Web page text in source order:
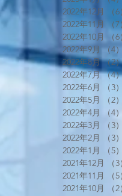
2022年12月
（6）
2022年11月
（7）
2022年10月
（6）
2022年9月 （4）
2022年8月 （2
2022年7月 （4
2022年6月
（3）
2022年5月
（2）
2022年4月
（4）
2022年3月
（3）
2022年2月
（3）
2022年1月
（5）
2021年12月
（3）
2021年11月
（5）
2021年10月
（2）